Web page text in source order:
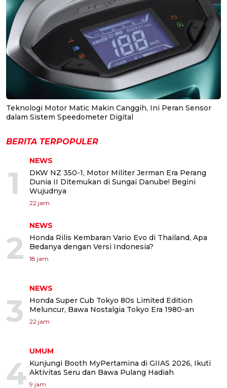
Teknologi Motor Matic Makin Canggih, Ini Peran Sensor
dalam Sistem Speedometer Digital
BERITA TERPOPULER
1
NEWS
DKW NZ 350-1, Motor Militer Jerman Era Perang
Dunia II Ditemukan di Sungai Danube! Begini
Wujudnya
22 jam
2
NEWS
Honda Rilis Kembaran Vario Evo di Thailand, Apa
Bedanya dengan Versi Indonesia?
18 jam
3
NEWS
Honda Super Cub Tokyo 80s Limited Edition
Meluncur, Bawa Nostalgia Tokyo Era 1980-an
22 jam
4
UMUM
Kunjungi Booth MyPertamina di GIIAS 2026, Ikuti
Aktivitas Seru dan Bawa Pulang Hadiah
9 jam